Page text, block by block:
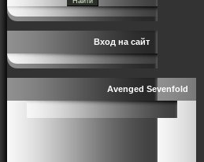
Вход на сайт
Avenged Sevenfold